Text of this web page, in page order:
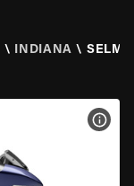
\ INDIANA \